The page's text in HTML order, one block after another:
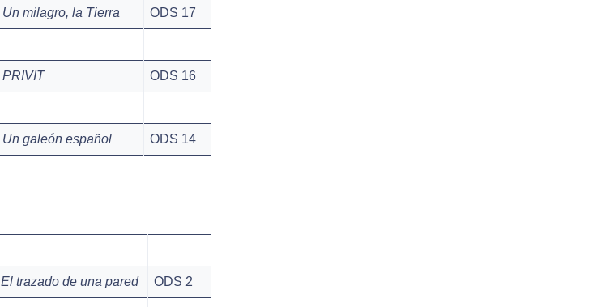
Un milagro, la Tierra ODS 17
PRIVIT ODS 16
Un galeón español ODS 14
El trazado de una pared ODS 2